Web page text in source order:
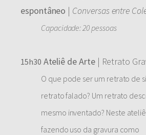
espontâneo | Conversas entre
Capacidade: 20 pessoas
15h30 Ateliê de Arte| Retrato
O que pode ser um retrato de
retrato falado? Um retrato
mesmo inventado? Neste
fazendo uso da gravura como